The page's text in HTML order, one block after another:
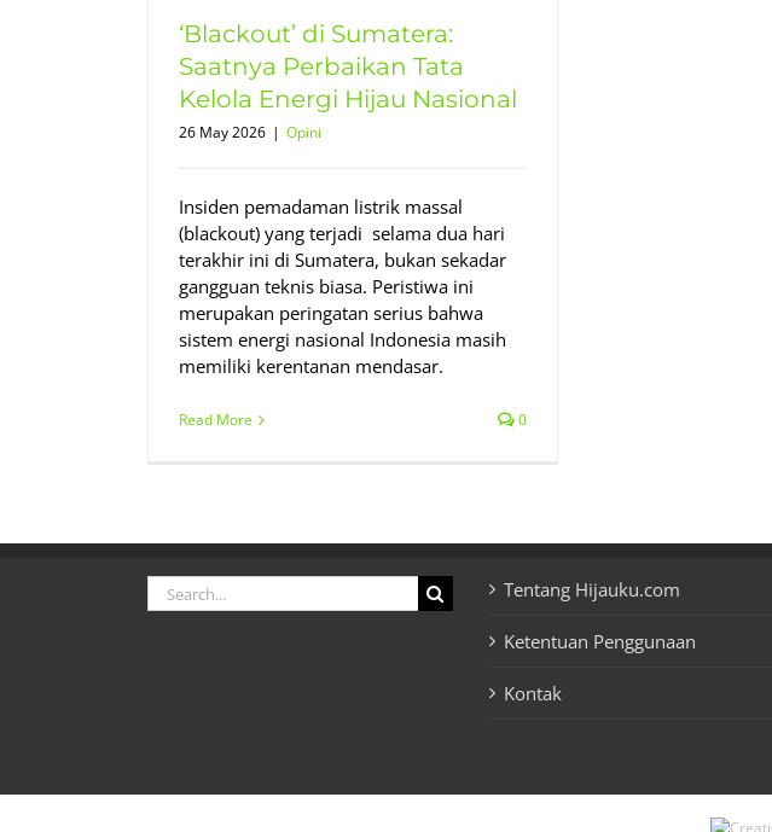
‘Blackout’ di Sumatera:
Saatnya Perbaikan Tata
Kelola Energi Hijau Nasional
26 May 2026 | Opini
Insiden pemadaman listrik massal
(blackout) yang terjadi selama dua hari
terakhir ini di Sumatera, bukan sekadar
gangguan teknis biasa. Peristiwa ini
merupakan peringatan serius bahwa
sistem energi nasional Indonesia masih
memiliki kerentanan mendasar.
Read More 0
Search
for:
Tentang Hijauku.com
Ketentuan Penggunaan
Kontak